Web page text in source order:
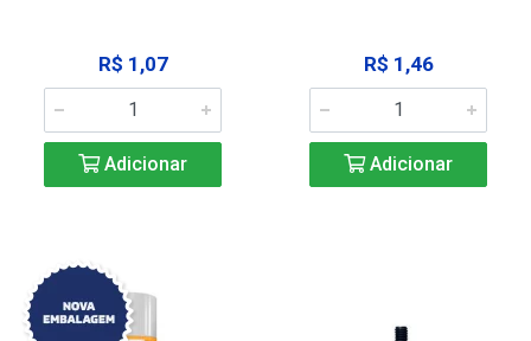
R$ 1,07
Adicionar
R$ 1,46
Adicionar